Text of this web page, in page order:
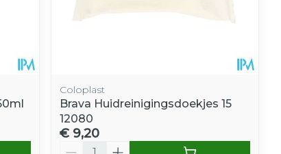
Coloplast
Brava Huidreinigingsdoekjes 15
12080
€ 9,20
Aantal